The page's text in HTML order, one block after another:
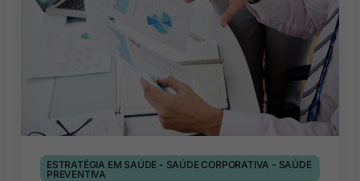
ESTRATÉGIA EM SAÚDE - SAÚDE CORPORATIVA - SAÚDE
PREVENTIVA